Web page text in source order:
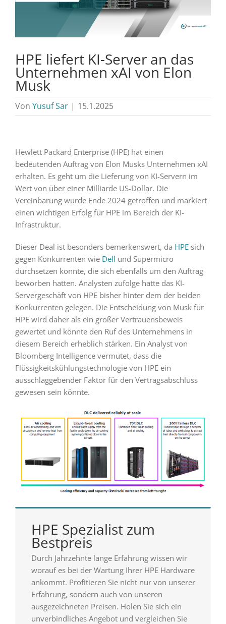
HPE liefert KI-Server an das
Unternehmen xAI von Elon
Musk
Von Yusuf Sar | 15.1.2025
Hewlett Packard Enterprise (HPE) hat einen
bedeutenden Auftrag von Elon Musks Unternehmen xAI
erhalten. Es geht um die Lieferung von KI-Servern im
Wert von über einer Milliarde US-Dollar. Die
Vereinbarung wurde Ende 2024 getroffen und markiert
einen wichtigen Erfolg für HPE im Bereich der KI-
Infrastruktur.
Dieser Deal ist besonders bemerkenswert, da HPEsich
gegen Konkurrenten wie Dell und Supermicro
durchsetzen konnte, die sich ebenfalls um den Auftrag
beworben hatten. Analysten zufolge hatte das KI-
Servergeschäft von HPE bisher hinter dem der beiden
Konkurrenten gelegen. Die Entscheidung von Musk für
HPE wird daher als ein großer Vertrauensbeweis
gewertet und könnte den Ruf des Unternehmens in
diesem Bereich erheblich stärken. Ein Analyst von
Bloomberg Intelligence vermutet, dass die
Flüssigkeitskühlungstechnologie von HPE ein
ausschlaggebender Faktor für den Vertragsabschluss
gewesen sein könnte.
HPE Spezialist zum
Bestpreis
Durch Jahrzehnte lange Erfahrung wissen wir
worauf es bei der Wartung Ihrer HPE Hardware
ankommt. Profitieren Sie nicht nur von unserer
Erfahrung, sondern auch von unseren
ausgezeichneten Preisen. Holen Sie sich ein
unverbindliches Angebot und vergleichen Sie